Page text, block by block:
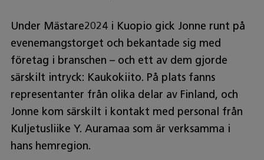
Under Mästare2024 i Kuopio gick Jonne runt på
evenemangstorget och bekantade sig med
företag i branschen – och ett av dem gjorde
särskilt intryck: Kaukokiito. På plats fanns
representanter från olika delar av Finland, och
Jonne kom särskilt i kontakt med personal från
Kuljetusliike Y. Auramaa som är verksamma i
hans hemregion.